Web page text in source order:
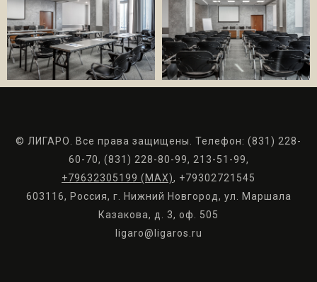
© ЛИГАРО. Все права защищены. Телефон: (831) 228-
60-70, (831) 228-80-99, 213-51-99,
+79632305199 (МАХ), +79302721545
603116, Россия, г. Нижний Новгород, ул. Маршала
Казакова, д. 3, оф. 505
ligaro@ligaros.ru